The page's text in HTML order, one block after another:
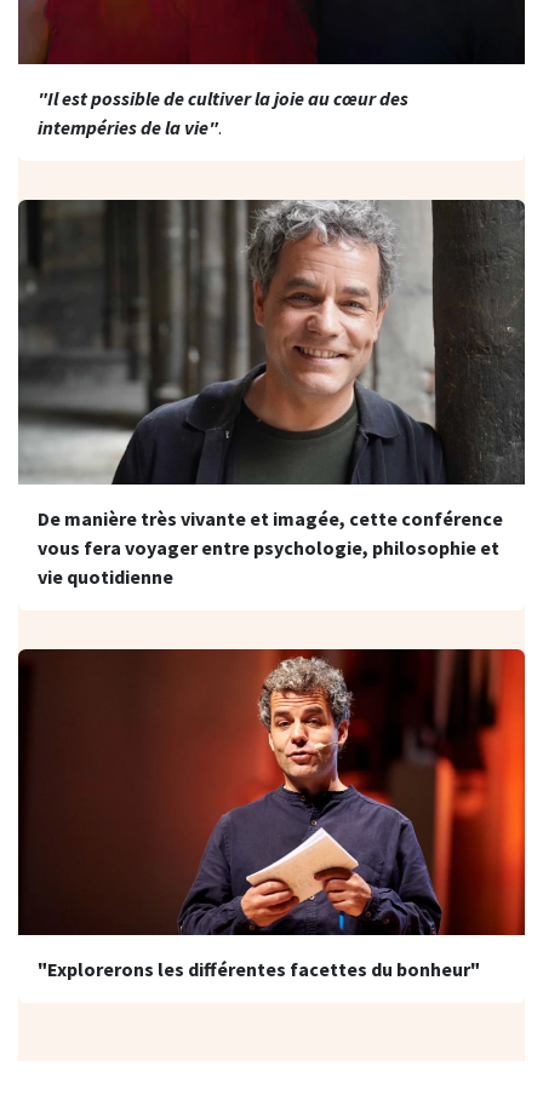
"Il est possible de cultiver la joie au cœur des
intempéries de la vie".
De manière très vivante et imagée, cette conférence
vous fera voyager entre psychologie, philosophie et
vie quotidienne
"Explorerons les différentes facettes du bonheur"